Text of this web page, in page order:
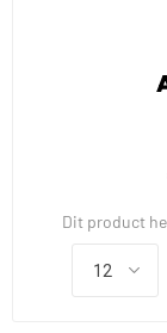
Dit product